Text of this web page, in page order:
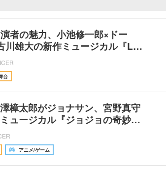
者の魅力、小池修一郎×ドー
川雄大の新作ミュージカル『L…
台
樟太郎がジョナサン、宮野真守
ュージカル『ジョジョの奇妙…
アニメ/ゲーム